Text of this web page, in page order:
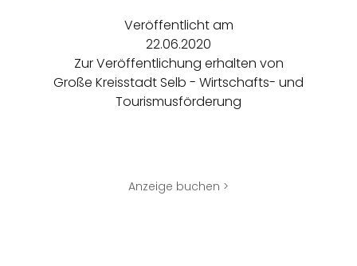
Veröffentlicht am
22.06.2020
Zur Veröffentlichung erhalten von
Große Kreisstadt Selb - Wirtschafts- und
Tourismusförderung
Anzeige buchen >